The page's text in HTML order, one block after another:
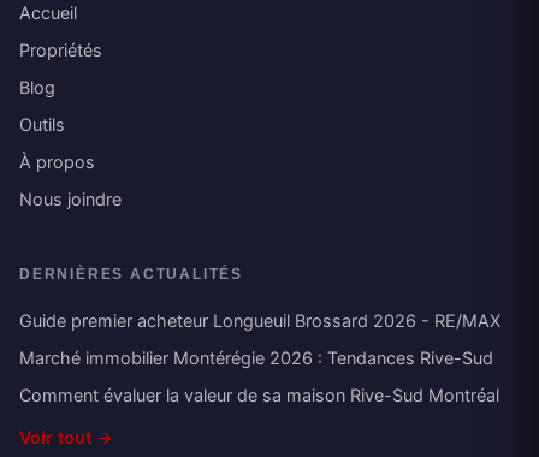
Accueil
Propriétés
Blog
Outils
À propos
Nous joindre
DERNIÈRES ACTUALITÉS
Guide premier acheteur Longueuil Brossard 2026 - RE/MAX
Marché immobilier Montérégie 2026 : Tendances Rive-Sud
Comment évaluer la valeur de sa maison Rive-Sud Montréal
Voir tout →